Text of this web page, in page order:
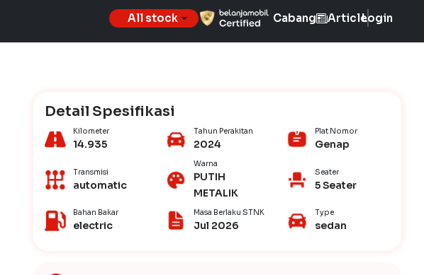
All stock Cabang ArticleLogin
Detail Spesifikasi
Kilometer
14.935
Tahun Perakitan
2024
Plat Nomor
Genap
Transmisi
automatic
Warna
PUTIH
METALIK
Seater
5 Seater
Bahan Bakar
electric
Masa Berlaku STNK
Jul 2026
Type
sedan